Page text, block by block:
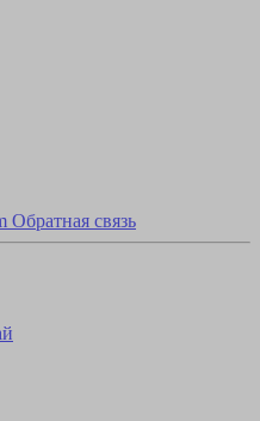
Обратная связь